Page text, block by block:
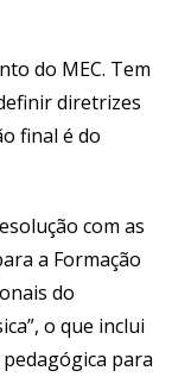
do MEC. Tem
diretrizes
final é do
com as
a Formação
do
o que inclui
para